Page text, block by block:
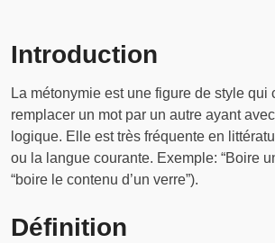
Introduction
La métonymie est une figure de style qui
remplacer un mot par un autre ayant
logique. Elle est très fréquente en
ou la langue courante. Exemple: “Boire
“boire le contenu d’un verre”).
Définition